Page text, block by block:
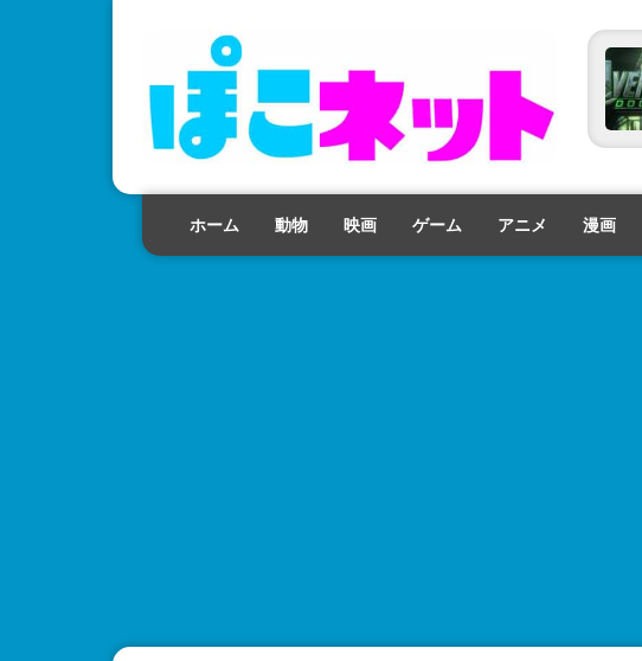
ホーム 動物 映画 ゲーム アニメ 漫画